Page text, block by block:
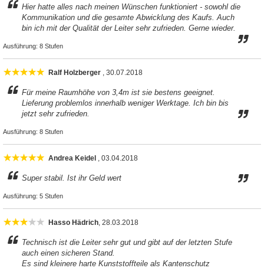
Hier hatte alles nach meinen Wünschen funktioniert - sowohl die
Kommunikation und die gesamte Abwicklung des Kaufs. Auch
bin ich mit der Qualität der Leiter sehr zufrieden. Gerne wieder.
Ausführung: 8 Stufen
Ralf Holzberger , 30.07.2018
Für meine Raumhöhe von 3,4m ist sie bestens geeignet.
Lieferung problemlos innerhalb weniger Werktage. Ich bin bis
jetzt sehr zufrieden.
Ausführung: 8 Stufen
Andrea Keidel , 03.04.2018
Super stabil. Ist ihr Geld wert
Ausführung: 5 Stufen
Hasso Hädrich, 28.03.2018
Technisch ist die Leiter sehr gut und gibt auf der letzten Stufe
auch einen sicheren Stand.
Es sind kleinere harte Kunststoffteile als Kantenschutz